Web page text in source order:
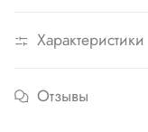
Характеристики
Отзывы